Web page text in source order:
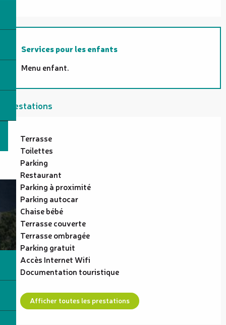
Services pour les enfants
Menu enfant.
Prestations
Terrasse
Toilettes
Parking
Restaurant
Parking à proximité
Parking autocar
Chaise bébé
Terrasse couverte
Terrasse ombragée
Parking gratuit
Accès Internet Wifi
Documentation touristique
Afficher toutes les prestations